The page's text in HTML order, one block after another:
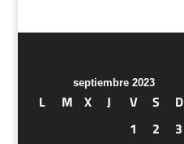
septiembre 2023
L M X J V S
D
1
2
3